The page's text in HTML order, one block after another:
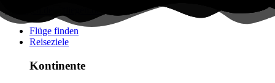
Flüge finden
Reiseziele
Kontinente